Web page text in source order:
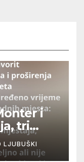
i
tri
LJUBUŠKI